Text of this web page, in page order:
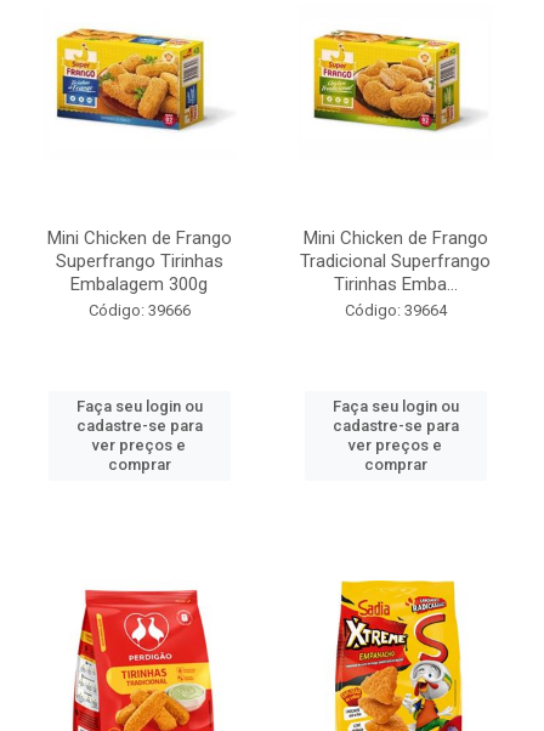
Mini Chicken de Frango
Superfrango Tirinhas
Embalagem 300g
Código: 39666
Faça seu login ou
cadastre-se para
ver preços e
comprar
Mini Chicken de Frango
Tradicional Superfrango
Tirinhas Emba...
Código: 39664
Faça seu login ou
cadastre-se para
ver preços e
comprar